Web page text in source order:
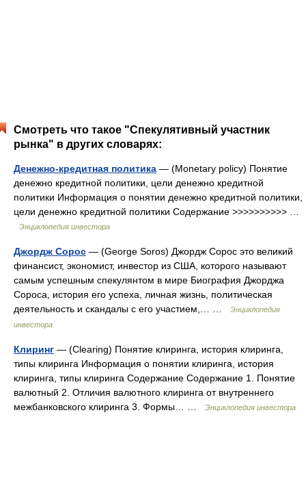
Смотреть что такое "Спекулятивный участник
рынка" в других словарях:
Денежно-кредитная политика — (Monetary policy) Понятие
денежно кредитной политики, цели денежно кредитной
политики Информация о понятии денежно кредитной политики,
цели денежно кредитной политики Содержание >>>>>>>>>> …
Энциклопедия инвестора
Джордж Сорос — (George Soros) Джордж Сорос это великий
финансист, экономист, инвестор из США, которого называют
самым успешным спекулянтом в мире Биография Джорджа
Сороса, история его успеха, личная жизнь, политическая
деятельность и скандалы с его участием,… …
Энциклопедия
инвестора
Клиринг — (Clearing) Понятие клиринга, история клиринга,
типы клиринга Информация о понятии клиринга, история
клиринга, типы клиринга Содержание Содержание 1. Понятие
валютный 2. Отличия валютного клиринга от внутреннего
межбанковского клиринга 3. Формы… …
Энциклопедия инвестора